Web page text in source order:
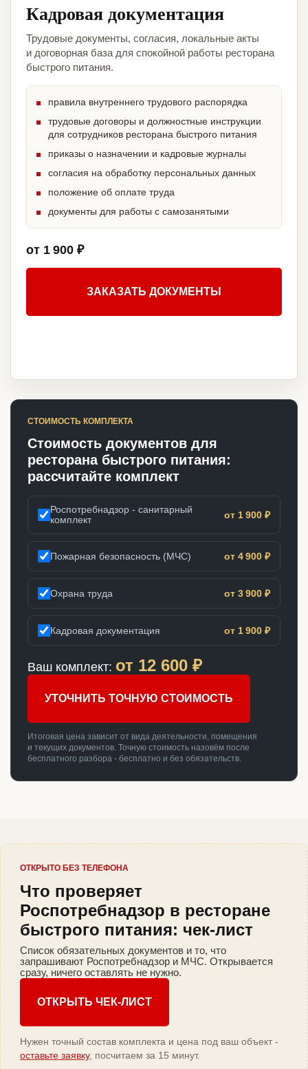
Кадровая документация
Трудовые документы, согласия, локальные акты
и договорная база для спокойной работы ресторана
быстрого питания.
правила внутреннего трудового распорядка
трудовые договоры и должностные инструкции
для сотрудников ресторана быстрого питания
приказы о назначении и кадровые журналы
согласия на обработку персональных данных
положение об оплате труда
документы для работы с самозанятыми
от 1 900 ₽
ЗАКАЗАТЬ ДОКУМЕНТЫ
СТОИМОСТЬ КОМПЛЕКТА
Стоимость документов для
ресторана быстрого питания:
рассчитайте комплект
Роспотребнадзор - санитарный
комплект
от 1 900 ₽
Пожарная безопасность (МЧС) от 4 900 ₽
Охрана труда от 3 900 ₽
Кадровая документация от 1 900 ₽
Ваш комплект: от 12 600 ₽
УТОЧНИТЬ ТОЧНУЮ СТОИМОСТЬ
Итоговая цена зависит от вида деятельности, помещения
и текущих документов. Точную стоимость назовём после
бесплатного разбора - бесплатно и без обязательств.
ОТКРЫТО БЕЗ ТЕЛЕФОНА
Что проверяет
Роспотребнадзор в ресторане
быстрого питания: чек-лист
Список обязательных документов и то, что
запрашивают Роспотребнадзор и МЧС. Открывается
сразу, ничего оставлять не нужно.
ОТКРЫТЬ ЧЕК-ЛИСТ
Нужен точный состав комплекта и цена под ваш объект -
оставьте заявку, посчитаем за 15 минут.